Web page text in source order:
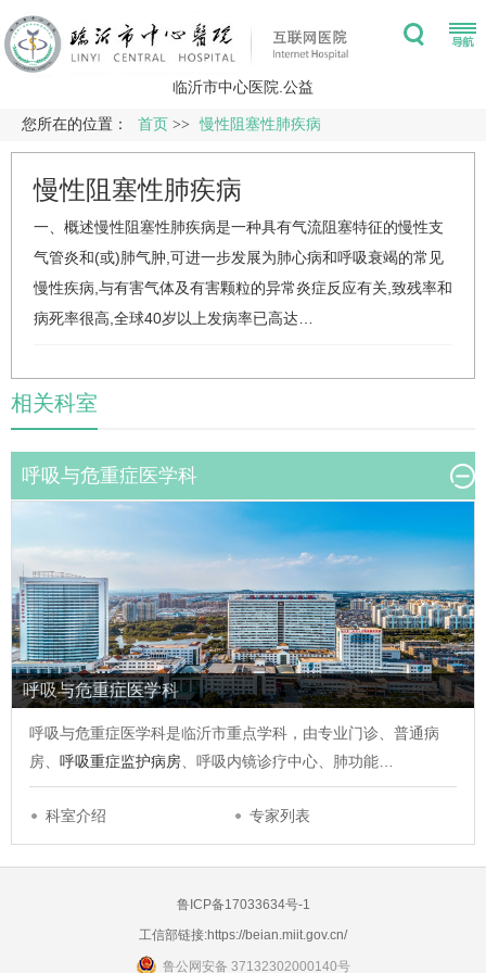
临沂市中心医院.公益
您所在的位置： 首页 >> 慢性阻塞性肺疾病
慢性阻塞性肺疾病
一、概述慢性阻塞性肺疾病是一种具有气流阻塞特征的慢性支
气管炎和(或)肺气肿,可进一步发展为肺心病和呼吸衰竭的常见
慢性疾病,与有害气体及有害颗粒的异常炎症反应有关,致残率和
病死率很高,全球40岁以上发病率已高达…
相关科室
呼吸与危重症医学科
呼吸与危重症医学科
呼吸与危重症医学科是临沂市重点学科，由专业门诊、普通病
房、 呼吸重症监护病房 、呼吸内镜诊疗中心、肺功能…
科室介绍 专家列表
鲁ICP备17033634号-1
工信部链接:https://beian.miit.gov.cn/
鲁公网安备 37132302000140号